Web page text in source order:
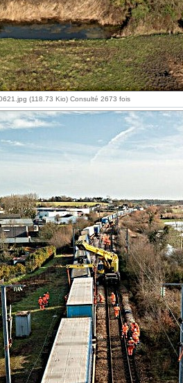
(118.73 Kio) Consulté 2673 fois